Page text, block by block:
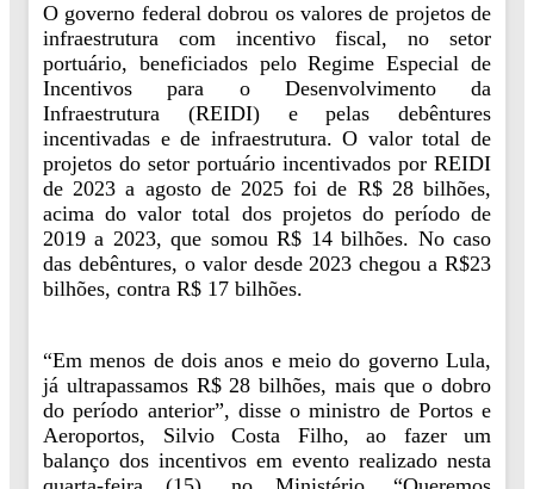
O governo federal dobrou os valores de projetos de
infraestrutura com incentivo fiscal, no setor
portuário, beneficiados pelo Regime Especial de
Incentivos para o Desenvolvimento da
Infraestrutura (REIDI) e pelas debêntures
incentivadas e de infraestrutura. O valor total de
projetos do setor portuário incentivados por REIDI
de 2023 a agosto de 2025 foi de R$ 28 bilhões,
acima do valor total dos projetos do período de
2019 a 2023, que somou R$ 14 bilhões. No caso
das debêntures, o valor desde 2023 chegou a R$23
bilhões, contra R$ 17 bilhões.
“Em menos de dois anos e meio do governo Lula,
já ultrapassamos R$ 28 bilhões, mais que o dobro
do período anterior”, disse o ministro de Portos e
Aeroportos, Silvio Costa Filho, ao fazer um
balanço dos incentivos em evento realizado nesta